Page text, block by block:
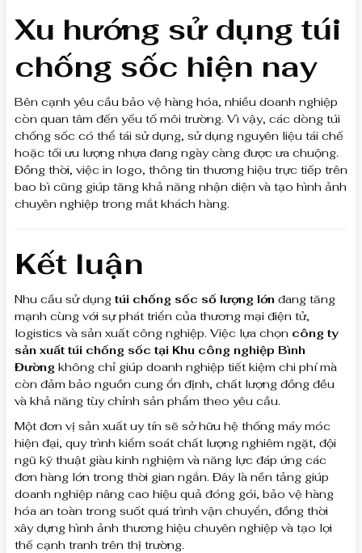
Xu hướng sử dụng túi
chống sốc hiện nay
Bên cạnh yêu cầu bảo vệ hàng hóa, nhiều doanh nghiệp
còn quan tâm đến yếu tố môi trường. Vì vậy, các dòng túi
chống sốc có thể tái sử dụng, sử dụng nguyên liệu tái chế
hoặc tối ưu lượng nhựa đang ngày càng được ưa chuộng.
Đồng thời, việc in logo, thông tin thương hiệu trực tiếp trên
bao bì cũng giúp tăng khả năng nhận diện và tạo hình ảnh
chuyên nghiệp trong mắt khách hàng.
Kết luận
Nhu cầu sử dụng túi chống sốc số lượng lớn đang tăng
mạnh cùng với sự phát triển của thương mại điện tử,
logistics và sản xuất công nghiệp. Việc lựa chọn công ty
sản xuất túi chống sốc tại Khu công nghiệp Bình
Đường không chỉ giúp doanh nghiệp tiết kiệm chi phí mà
còn đảm bảo nguồn cung ổn định, chất lượng đồng đều
và khả năng tùy chỉnh sản phẩm theo yêu cầu.
Một đơn vị sản xuất uy tín sẽ sở hữu hệ thống máy móc
hiện đại, quy trình kiểm soát chất lượng nghiêm ngặt, đội
ngũ kỹ thuật giàu kinh nghiệm và năng lực đáp ứng các
đơn hàng lớn trong thời gian ngắn. Đây là nền tảng giúp
doanh nghiệp nâng cao hiệu quả đóng gói, bảo vệ hàng
hóa an toàn trong suốt quá trình vận chuyển, đồng thời
xây dựng hình ảnh thương hiệu chuyên nghiệp và tạo lợi
thế cạnh tranh trên thị trường.